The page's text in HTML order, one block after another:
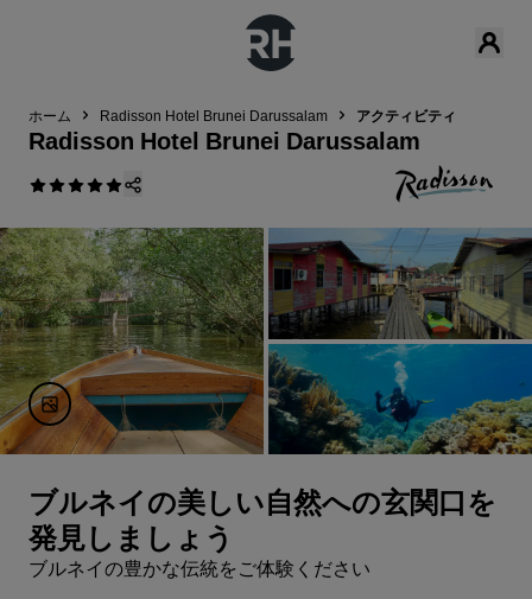
ホーム Radisson Hotel Brunei Darussalam アクティビティ
Radisson Hotel Brunei Darussalam
ブルネイの美しい自然への玄関口を
発見しましょう
ブルネイの豊かな伝統をご体験ください